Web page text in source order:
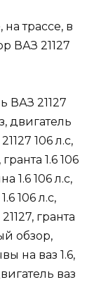
, на трассе, в
ВАЗ 21127